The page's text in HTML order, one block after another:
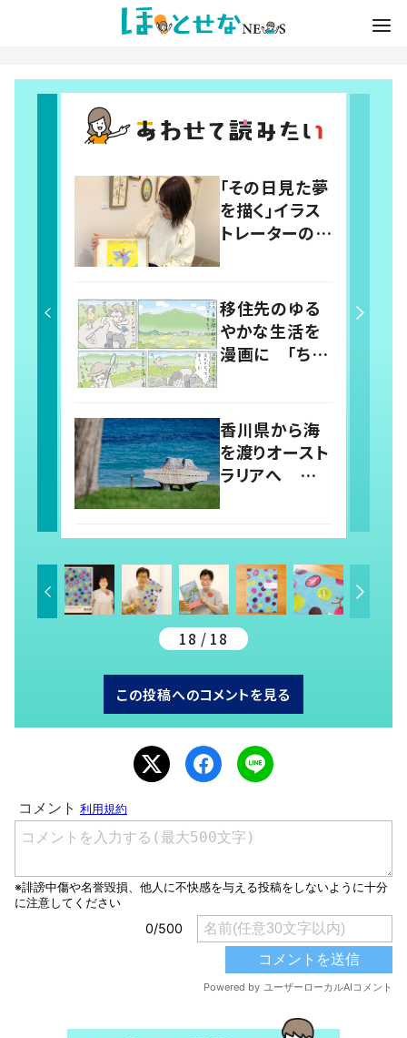
「その日見た夢
を描く」イラス
トレーターの個
い込んだよう
な想像の世界
へ
移住先のゆる
やかな生活を
漫画に 「ちい
ほんわか日常
生活
香川県から海
を渡りオースト
ラリアへ 庵
治石を使った
み出す夫婦共
同アーティスト
「アキホタタ」
18 / 18
この投稿へのコメントを見る